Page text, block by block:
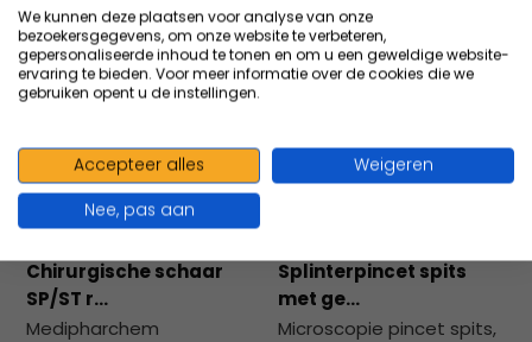
Vergelijk Vergelijk
Chirurgische schaar
SP/ST r...
Medipharchem
Splinterpincet spits
met ge...
Microscopie pincet spits,
We kunnen deze plaatsen voor analyse van onze
bezoekersgegevens, om onze website te verbeteren,
gepersonaliseerde inhoud te tonen en om u een geweldige website-
ervaring te bieden. Voor meer informatie over de cookies die we
gebruiken opent u de instellingen.
Accepteer alles
Weigeren
Nee, pas aan